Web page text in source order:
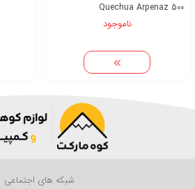
Quechua Arpenaz 500
ناموجود
شبکه های اجتماعی